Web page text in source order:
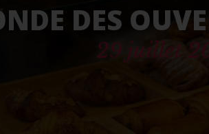
DES
29 juillet